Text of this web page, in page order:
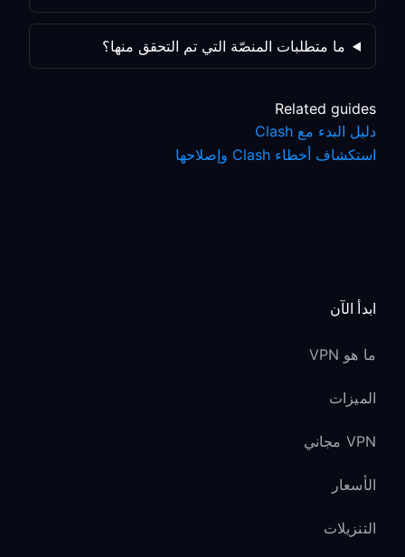
ما متطلبات المنصّة التي تم التحقق منها؟
Related guides
دليل البدء مع Clash
استكشاف أخطاء Clash وإصلاحها
ابدأ الآن
ما هو VPN
الميزات
VPN مجاني
الأسعار
التنزيلات